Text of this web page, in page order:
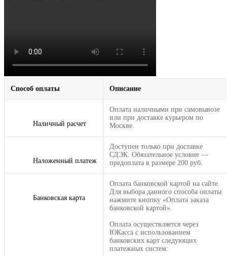
Способ оплаты Описание
Наличный расчет
Оплата наличными при самовывозе
или при доставке курьером по
Москве.
Наложенный платеж
Доступен только при доставке
СДЭК. Обязательное условие —
предоплата в размере 200 руб.
Банковская карта
Оплата банковской картой на сайте.
Для выбора данного способа оплаты
нажмите кнопку «Оплата заказа
банковской картой».
Оплата осуществляется через
ЮКасса с использованием
банковских карт следующих
платежных систем: